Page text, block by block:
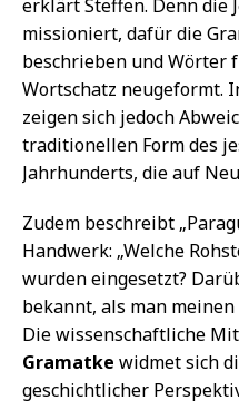
erklärt Steffen. Denn die
missioniert, dafür die
beschrieben und Wörter
Wortschatz neugeformt.
zeigen sich jedoch
traditionellen Form des
Jahrhunderts, die auf
Zudem beschreibt
Handwerk: „Welche
wurden eingesetzt?
bekannt, als man
Die wissenschaftliche
Gramatke widmet sich
geschichtlicher